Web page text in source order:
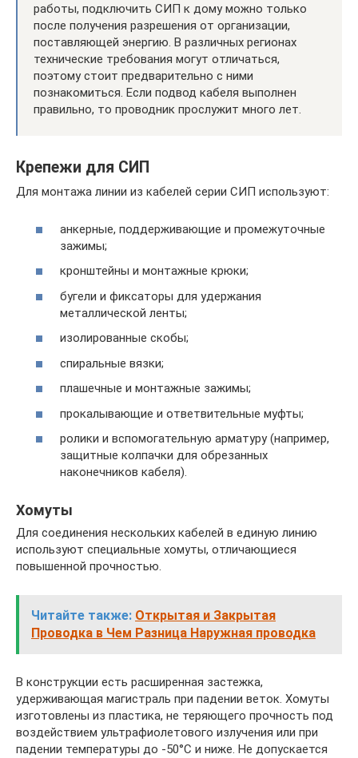
работы, подключить СИП к дому можно только
после получения разрешения от организации,
поставляющей энергию. В различных регионах
технические требования могут отличаться,
поэтому стоит предварительно с ними
познакомиться. Если подвод кабеля выполнен
правильно, то проводник прослужит много лет.
Крепежи для СИП
Для монтажа линии из кабелей серии СИП используют:
анкерные, поддерживающие и промежуточные
зажимы;
кронштейны и монтажные крюки;
бугели и фиксаторы для удержания
металлической ленты;
изолированные скобы;
спиральные вязки;
плашечные и монтажные зажимы;
прокалывающие и ответвительные муфты;
ролики и вспомогательную арматуру (например,
защитные колпачки для обрезанных
наконечников кабеля).
Хомуты
Для соединения нескольких кабелей в единую линию
используют специальные хомуты, отличающиеся
повышенной прочностью.
Читайте также: Открытая и Закрытая
Проводка в Чем Разница Наружная проводка
В конструкции есть расширенная застежка,
удерживающая магистраль при падении веток. Хомуты
изготовлены из пластика, не теряющего прочность под
воздействием ультрафиолетового излучения или при
падении температуры до -50°С и ниже. Не допускается